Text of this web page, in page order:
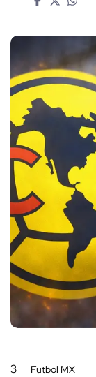
3 Futbol MX